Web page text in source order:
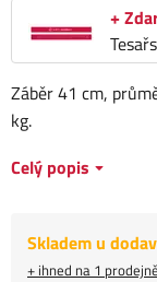
+
Záběr 41 cm,
kg.
Celý popis
Skladem u
+ ihned na 1 prodejně